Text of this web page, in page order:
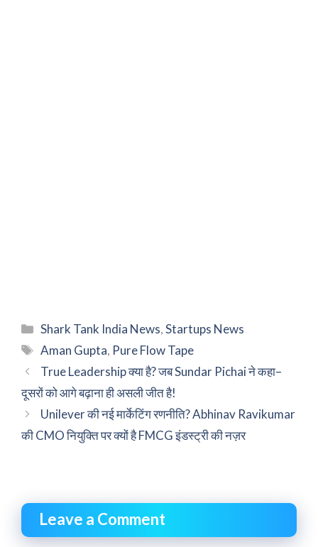
Categories
Shark Tank India News,Startups News
Tags
Aman Gupta, Pure Flow Tape
True Leadership क्या है? जब Sundar Pichai ने कहा–
दूसरों को आगे बढ़ाना ही असली जीत है!
Unilever की नई मार्केटिंग रणनीति? Abhinav Ravikumar
की CMO नियुक्ति पर क्यों है FMCG इंडस्ट्री की नज़र
Leave a Comment